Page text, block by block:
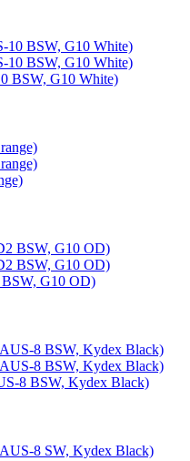
BSW, G10 White)
G10 OD)
8 BSW, Kydex Black)